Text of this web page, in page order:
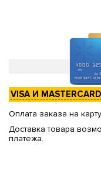
VISA И MASTERCARD
Оплата заказа на
Доставка товара
платежа.